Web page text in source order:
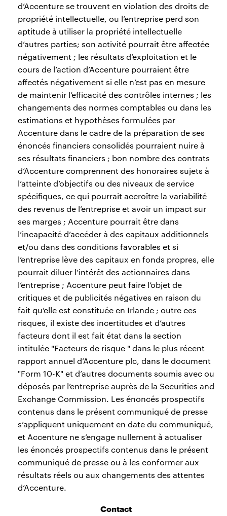
d’Accenture se trouvent en violation des droits de
propriété intellectuelle, ou l’entreprise perd son
aptitude à utiliser la propriété intellectuelle
d’autres parties; son activité pourrait être affectée
négativement ; les résultats d’exploitation et le
cours de l’action d’Accenture pourraient être
affectés négativement si elle n’est pas en mesure
de maintenir l’efficacité des contrôles internes ; les
changements des normes comptables ou dans les
estimations et hypothèses formulées par
Accenture dans le cadre de la préparation de ses
énoncés financiers consolidés pourraient nuire à
ses résultats financiers ; bon nombre des contrats
d’Accenture comprennent des honoraires sujets à
l’atteinte d’objectifs ou des niveaux de service
spécifiques, ce qui pourrait accroître la variabilité
des revenus de l’entreprise et avoir un impact sur
ses marges ; Accenture pourrait être dans
l’incapacité d’accéder à des capitaux additionnels
et/ou dans des conditions favorables et si
l’entreprise lève des capitaux en fonds propres, elle
pourrait diluer l’intérêt des actionnaires dans
l’entreprise ; Accenture peut faire l’objet de
critiques et de publicités négatives en raison du
fait qu’elle est constituée en Irlande ; outre ces
risques, il existe des incertitudes et d’autres
facteurs dont il est fait état dans la section
intitulée "Facteurs de risque " dans le plus récent
rapport annuel d’Accenture plc, dans le document
"Form 10-K" et d’autres documents soumis avec ou
déposés par l’entreprise auprès de la Securities and
Exchange Commission. Les énoncés prospectifs
contenus dans le présent communiqué de presse
s’appliquent uniquement en date du communiqué,
et Accenture ne s’engage nullement à actualiser
les énoncés prospectifs contenus dans le présent
communiqué de presse ou à les conformer aux
résultats réels ou aux changements des attentes
d’Accenture.
Contact